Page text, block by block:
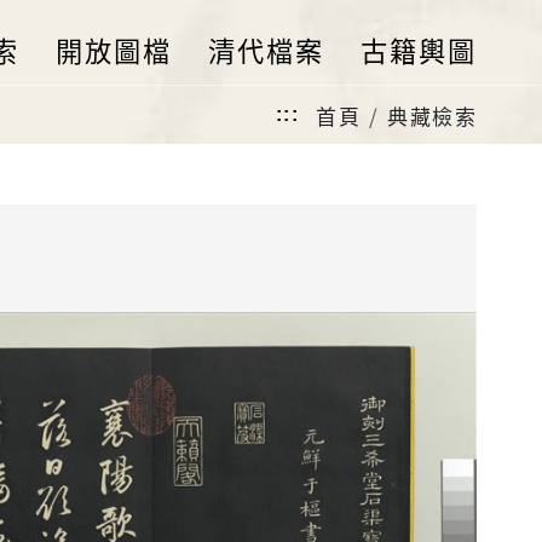
開放圖檔 清代檔案 古籍輿圖
::: 首頁 典藏檢索